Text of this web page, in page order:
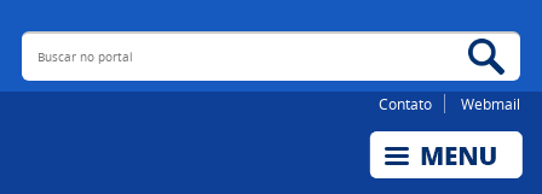
Buscar no portal
Contato Webmail